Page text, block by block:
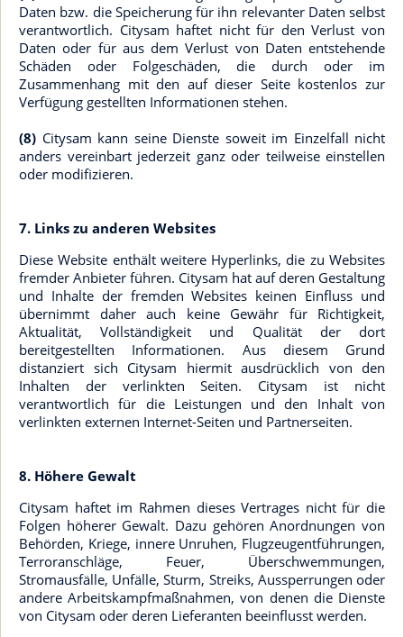
Daten bzw. die Speicherung für ihn relevanter Daten selbst
verantwortlich. Citysam haftet nicht für den Verlust von
Daten oder für aus dem Verlust von Daten entstehende
Schäden oder Folgeschäden, die durch oder im
Zusammenhang mit den auf dieser Seite kostenlos zur
Verfügung gestellten Informationen stehen.
(8) Citysam kann seine Dienste soweit im Einzelfall nicht
anders vereinbart jederzeit ganz oder teilweise einstellen
oder modifizieren.
7. Links zu anderen Websites
Diese Website enthält weitere Hyperlinks, die zu Websites
fremder Anbieter führen. Citysam hat auf deren Gestaltung
und Inhalte der fremden Websites keinen Einfluss und
übernimmt daher auch keine Gewähr für Richtigkeit,
Aktualität, Vollständigkeit und Qualität der dort
bereitgestellten Informationen. Aus diesem Grund
distanziert sich Citysam hiermit ausdrücklich von den
Inhalten der verlinkten Seiten. Citysam ist nicht
verantwortlich für die Leistungen und den Inhalt von
verlinkten externen Internet-Seiten und Partnerseiten.
8. Höhere Gewalt
Citysam haftet im Rahmen dieses Vertrages nicht für die
Folgen höherer Gewalt. Dazu gehören Anordnungen von
Behörden, Kriege, innere Unruhen, Flugzeugentführungen,
Terroranschläge, Feuer, Überschwemmungen,
Stromausfälle, Unfälle, Sturm, Streiks, Aussperrungen oder
andere Arbeitskampfmaßnahmen, von denen die Dienste
von Citysam oder deren Lieferanten beeinflusst werden.